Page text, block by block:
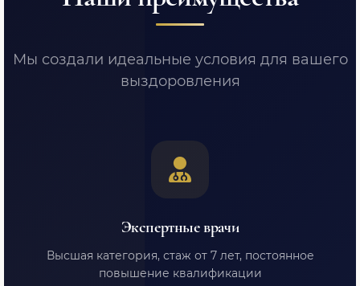
Мы создали идеальные условия для вашего
выздоровления
Экспертные врачи
Высшая категория, стаж от 7 лет, постоянное
повышение квалификации